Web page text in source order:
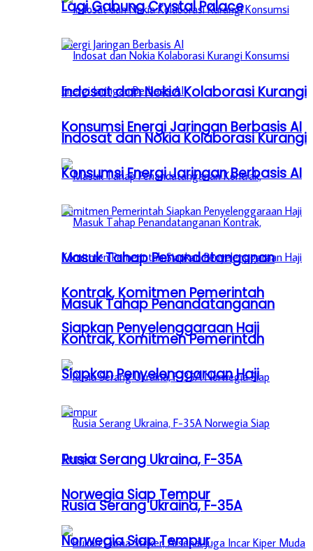
Indosat dan Nokia Kolaborasi Kurangi
Konsumsi Energi Jaringan Berbasis AI
Masuk Tahap Penandatanganan
Kontrak, Komitmen Pemerintah
Siapkan Penyelenggaraan Haji
Rusia Serang Ukraina, F-35A
Norwegia Siap Tempur
Lagi Gabung Crystal Palace
Indosat dan Nokia Kolaborasi Kurangi
Konsumsi Energi Jaringan Berbasis AI
Masuk Tahap Penandatanganan
Kontrak, Komitmen Pemerintah
Siapkan Penyelenggaraan Haji
Rusia Serang Ukraina, F-35A
Norwegia Siap Tempur